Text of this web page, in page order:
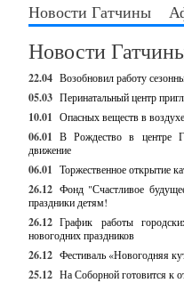
Новости Гатчины
Новости
22.04 Возобновил работу
05.03 Перинатальный центр
10.01 Опасных веществ в
06.01 В Рождество в центре
движение
06.01 Торжественное открытие
26.12 Фонд "Счастливое
праздники детям!
26.12 График работы
новогодних праздников
26.12 Фестиваль «Новогодняя
25.12 На Соборной готовится к